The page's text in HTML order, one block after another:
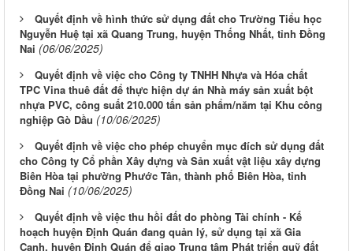
Quyết định về hình thức sử dụng đất cho Trường Tiểu học
Nguyễn Huệ tại xã Quang Trung, huyện Thống Nhất, tỉnh Đồng
Nai (06/06/2025)
Quyết định về việc cho Công ty TNHH Nhựa và Hóa chất
TPC Vina thuê đất để thực hiện dự án Nhà máy sản xuất bột
nhựa PVC, công suất 210.000 tấn sản phẩm/năm tại Khu công
nghiệp Gò Dầu (10/06/2025)
Quyết định về việc cho phép chuyển mục đích sử dụng đất
cho Công ty Cổ phần Xây dựng và Sản xuất vật liệu xây dựng
Biên Hòa tại phường Phước Tân, thành phố Biên Hòa, tỉnh
Đồng Nai (10/06/2025)
Quyết định về việc thu hồi đất do phòng Tài chính - Kế
hoạch huyện Định Quán đang quản lý, sử dụng tại xã Gia
Canh, huyện Định Quán để giao Trung tâm Phát triển quỹ đất